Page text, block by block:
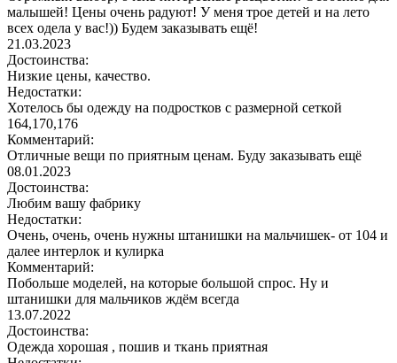
малышей! Цены очень радуют! У меня трое детей и на лето
всех одела у вас!)) Будем заказывать ещё!
21.03.2023
Достоинства:
Низкие цены, качество.
Недостатки:
Хотелось бы одежду на подростков с размерной сеткой
164,170,176
Комментарий:
Отличные вещи по приятным ценам. Буду заказывать ещё
08.01.2023
Достоинства:
Любим вашу фабрику
Недостатки:
Очень, очень, очень нужны штанишки на мальчишек- от 104 и
далее интерлок и кулирка
Комментарий:
Побольше моделей, на которые большой спрос. Ну и
штанишки для мальчиков ждём всегда
13.07.2022
Достоинства:
Одежда хорошая , пошив и ткань приятная